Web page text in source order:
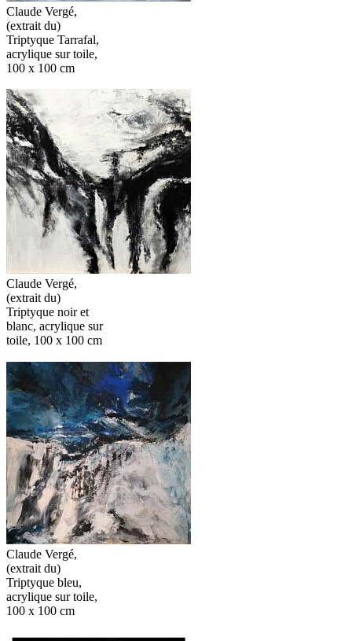
Claude Vergé,
(extrait du)
Triptyque Tarrafal,
acrylique sur toile,
100 x 100 cm
Claude Vergé,
(extrait du)
Triptyque noir et
blanc, acrylique sur
toile, 100 x 100 cm
Claude Vergé,
(extrait du)
Triptyque bleu,
acrylique sur toile,
100 x 100 cm